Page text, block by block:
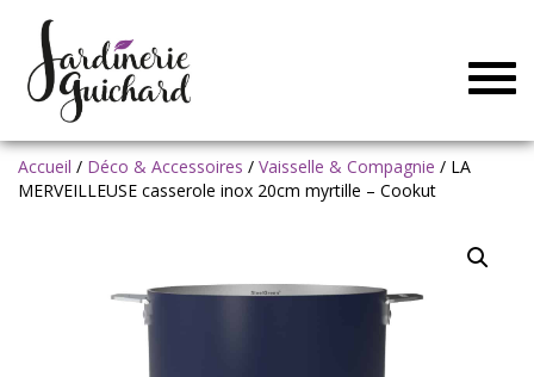
Accueil / Déco & Accessoires / Vaisselle & Compagnie / LA
MERVEILLEUSE casserole inox 20cm myrtille – Cookut